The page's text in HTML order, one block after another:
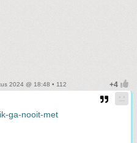
2024 @ 18:48 • 112
ga-nooit-met